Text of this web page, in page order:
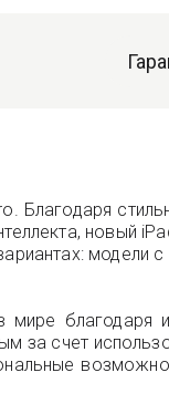
новый
модели
благодаря
счет